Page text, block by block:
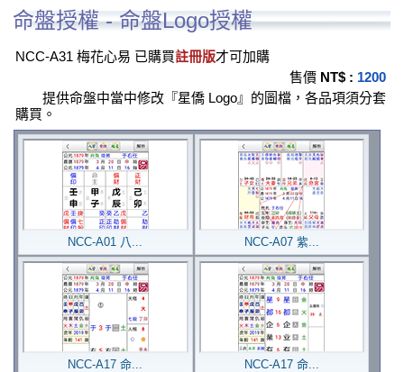
命盤授權 - 命盤Logo授權
NCC-A31 梅花心易 已購買註冊版才可加購
售價 NT$ : 1200
提供命盤中當中修改『星僑 Logo』的圖檔，各品項須分套
購買。
NCC-A01 八... NCC-A07 紫...
NCC-A17 命... NCC-A17 命...